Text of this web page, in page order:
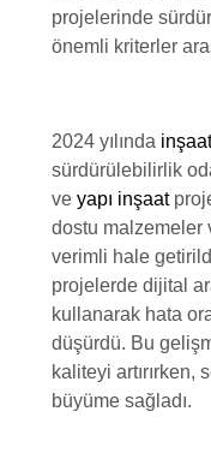
projelerinde
önemli kriterler
2024 yılında
sürdürülebilirlik
ve yapı inşaat
dostu malzemeler
verimli hale
projelerde dijital
kullanarak hata
düşürdü. Bu
kaliteyi
büyüme sağladı.